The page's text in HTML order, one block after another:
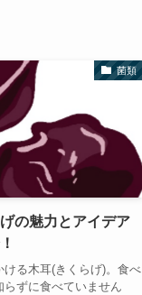
菌類
の魅力とアイデア
る木耳(きくらげ)。食べ
ずに食べていません